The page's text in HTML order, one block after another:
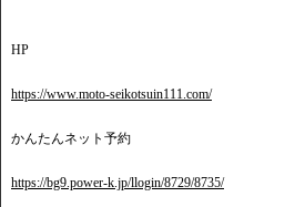
HP
https://www.moto-seikotsuin111.com/
かんたんネット予約
https://bg9.power-k.jp/llogin/8729/8735/